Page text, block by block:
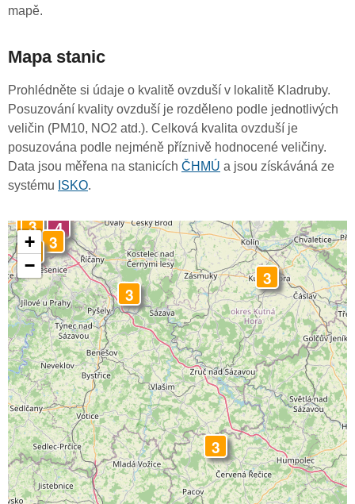
mapě.
Mapa stanic
Prohlédněte si údaje o kvalitě ovzduší v lokalitě Kladruby.
Posuzování kvality ovzduší je rozděleno podle jednotlivých
veličin (PM10, NO2 atd.). Celková kvalita ovzduší je
posuzována podle nejméně příznivě hodnocené veličiny.
Data jsou měřena na stanicích ČHMÚ a jsou získáváná ze
systému ISKO.
3 3
33 4
3
3
3
+
−